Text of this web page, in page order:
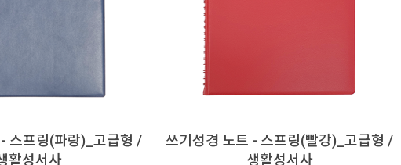
스프링(파랑)_고급형 /
활성서사
쓰기성경 노트 - 스프링(빨강)_고급형 /
생활성서사